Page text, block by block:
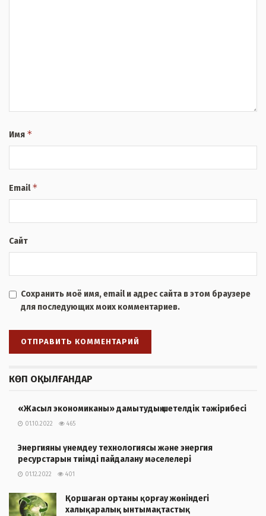
Имя *
Email*
Сайт
Сохранить моё имя, email и адрес сайта в этом браузере
для последующих моих комментариев.
КӨП ОҚЫЛҒАНДАР
«Жасыл экономиканы» дамытудың шетелдік тәжірибесі
01.10.2022 465
Энергияны үнемдеу технологиясы және энергия
ресурстарын тиімді пайдалану мәселелері
01.12.2022 401
Қоршаған ортаны қорғау жөніндегі
халықаралық ынтымақтастық